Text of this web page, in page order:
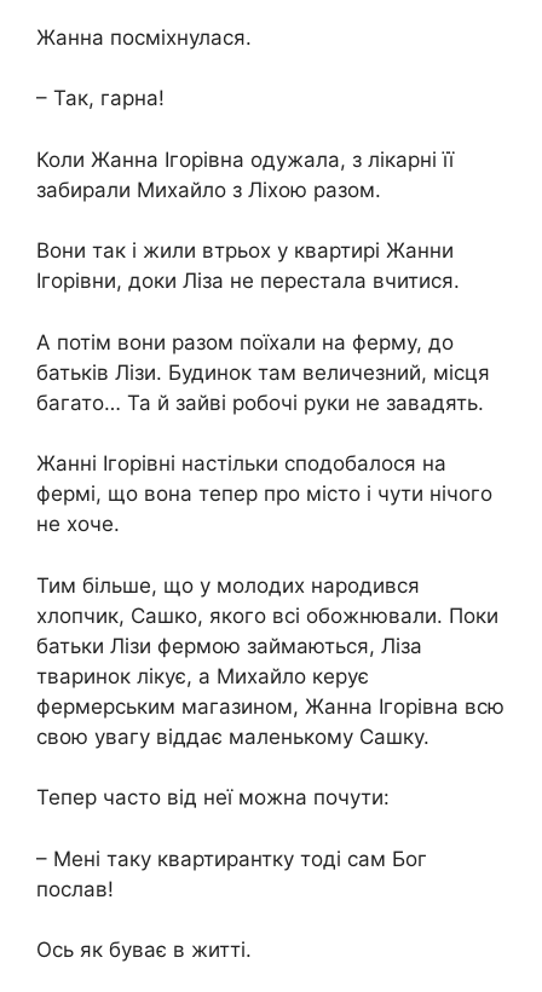
Жанна посміхнулася.
– Так, гарна!
Коли Жанна Ігорівна одужала, з лікарні її
забирали Михайло з Ліхою разом.
Вони так і жили втрьох у квартирі Жанни
Ігорівни, доки Ліза не перестала вчитися.
А потім вони разом поїхали на ферму, до
батьків Лізи. Будинок там величезний, місця
багато… Та й зайві робочі руки не завадять.
Жанні Ігорівні настільки сподобалося на
фермі, що вона тепер про місто і чути нічого
не хоче.
Тим більше, що у молодих народився
хлопчик, Сашко, якого всі обожнювали. Поки
батьки Лізи фермою займаються, Ліза
тваринок лікує, а Михайло керує
фермерським магазином, Жанна Ігорівна всю
свою увагу віддає маленькому Сашку.
Тепер часто від неї можна почути:
– Мені таку квартирантку тоді сам Бог
послав!
Ось як буває в житті.